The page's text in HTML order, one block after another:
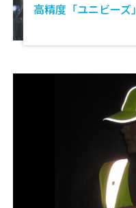
高精度「ユニビーズ」